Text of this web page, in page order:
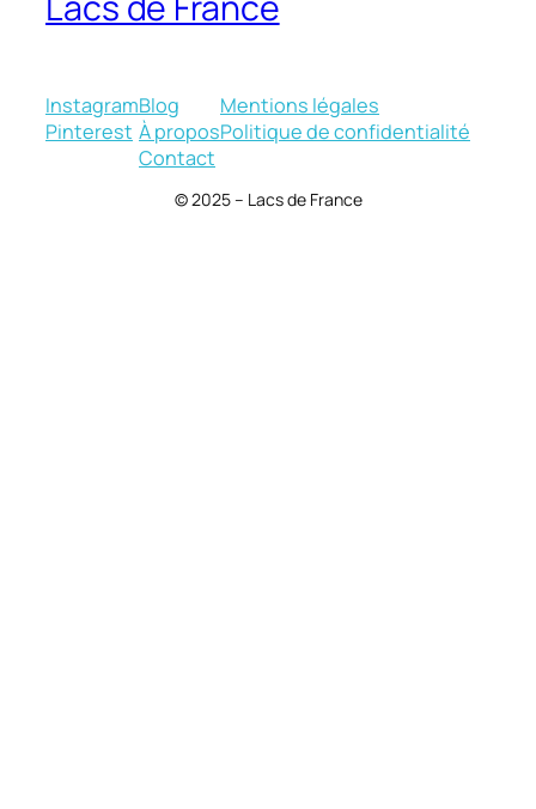
Instagram
Pinterest
Blog
À propos
Contact
Mentions légales
Politique de confidentialité
© 2025 – Lacs de France